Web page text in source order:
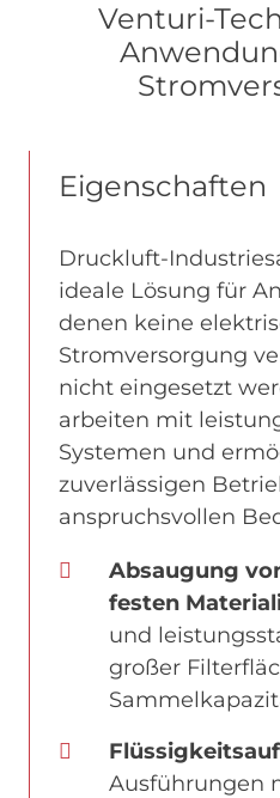
Venturi-
Eigenschaften
Druckluft-
ideale Lösung für
denen keine
Stromversorgung
nicht eingesetzt
arbeiten mit
Systemen und
zuverlässigen
anspruchsvollen
Absaugung
festen
und
großer
Ausführungen